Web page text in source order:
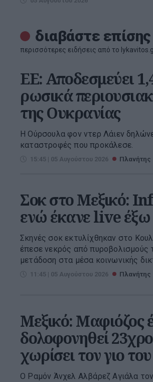
διαβάστε επίσης
περισσότερες ειδήσεις από το
ΕΕ: Αποδεσμεύει
ρωσικά
της Ουκρανίας
Η Ούρσουλα φον ντερ Λάιεν
καταστροφές που προκάλεσε.
15:45 | 05 Αυγούστου 2026 Πλανήτης
Σοκ στο Μεξικό:
ενώ έκανε live έξω
Σκηνές σοκ εκτυλίχθηκαν στο
έπεσε νεκρός από
μετάδοση στα μέσα κοινωνικής
11:45 | 05 Αυγούστου 2026 Πλανήτης
Μεξικό: Μαφιόζος
δολοφονηθεί
χωρίσει τον γιο του
Ο Ραμόν Άνχελ Αλβάρεζ Αγιάλα